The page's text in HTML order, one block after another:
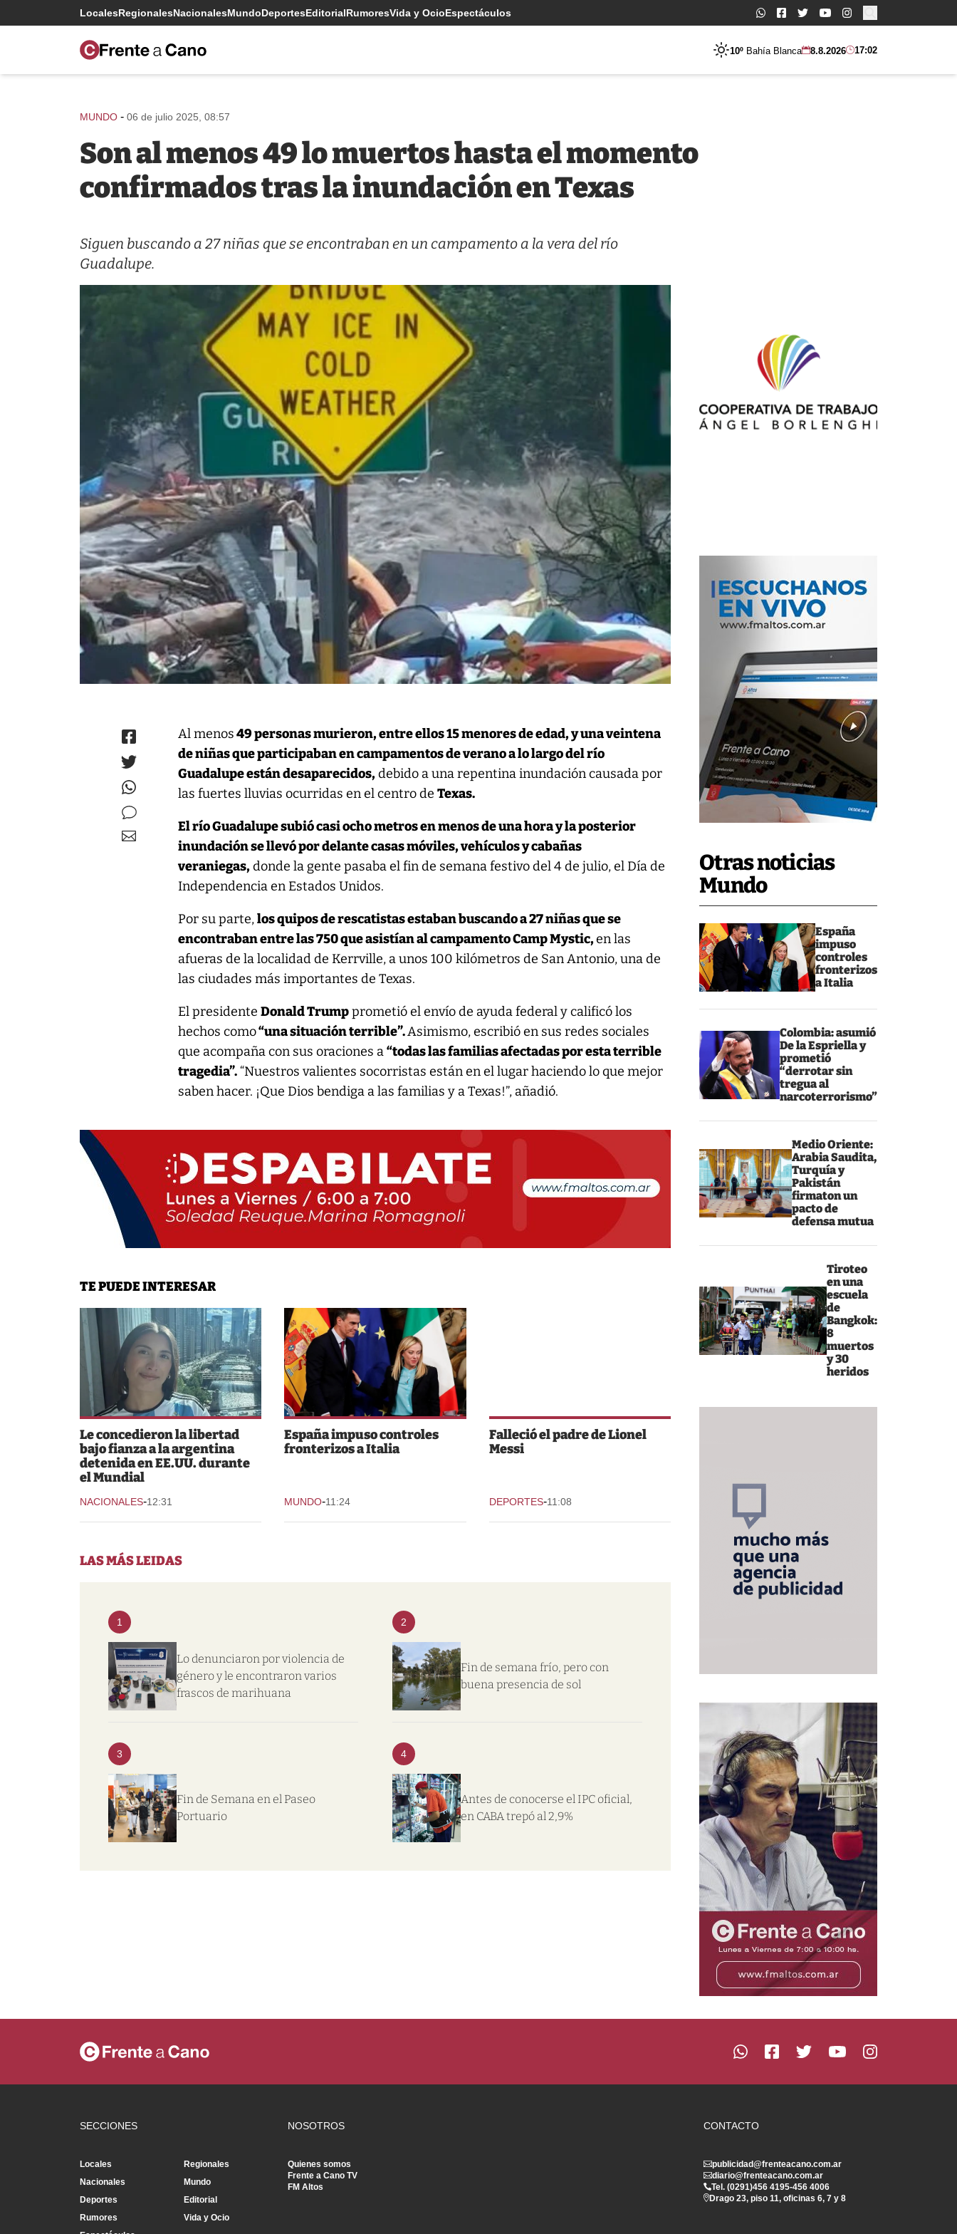
LocalesRegionalesNacionalesMundoDeportesEditorialRumoresVida y OcioEspectáculos Buscar:
10º Bahía Blanca 8.8.2026 17:02
Otras noticias
Mundo
España
impuso
controles
fronterizos
a Italia
Colombia: asumió
De la Espriella y
prometió
“derrotar sin
tregua al
narcoterrorismo”
Medio Oriente:
Arabia Saudita,
Turquía y
Pakistán
firmaton un
pacto de
defensa mutua
Tiroteo
en una
escuela
de
Bangkok:
8
muertos
y 30
heridos
MUNDO - 06 de julio 2025, 08:57
Son al menos 49 lo muertos hasta el momento
confirmados tras la inundación en Texas
Siguen buscando a 27 niñas que se encontraban en un campamento a la vera del río
Guadalupe.
Al menos49 personas murieron, entre ellos 15 menores de edad, y una veintena
de niñas que participaban en campamentos de verano a lo largo del río
Guadalupe están desaparecidos,debido a una repentina inundación causada por
las fuertes lluvias ocurridas en el centro deTexas.
El río Guadalupe subió casi ocho metros en menos de una hora y la posterior
inundación se llevó por delante casas móviles, vehículos y cabañas
veraniegas,donde la gente pasaba el fin de semana festivo del 4 de julio, el Día de
Independencia en Estados Unidos.
Por su parte,los quipos de rescatistas estaban buscando a 27 niñas que se
encontraban entre las 750 que asistían al campamento Camp Mystic,en las
afueras de la localidad de Kerrville, a unos 100 kilómetros de San Antonio, una de
las ciudades más importantes de Texas.
El presidenteDonald Trumpprometió el envío de ayuda federal y calificó los
hechos como“una situación terrible”.Asimismo, escribió en sus redes sociales
que acompaña con sus oraciones a“todas las familias afectadas por esta terrible
tragedia”.“Nuestros valientes socorristas están en el lugar haciendo lo que mejor
saben hacer. ¡Que Dios bendiga a las familias y a Texas!”, añadió.
TE PUEDE INTERESAR
Le concedieron la libertad
bajo fianza a la argentina
detenida en EE.UU. durante
el Mundial
NACIONALES-12:31
España impuso controles
fronterizos a Italia
MUNDO-11:24
Falleció el padre de Lionel
Messi
DEPORTES-11:08
LAS MÁS LEIDAS
1
Lo denunciaron por violencia de
género y le encontraron varios
frascos de marihuana
2
Fin de semana frío, pero con
buena presencia de sol
3
Fin de Semana en el Paseo
Portuario
4
Antes de conocerse el IPC oficial,
en CABA trepó al 2,9%
SECCIONES
Locales
Regionales
Nacionales
Mundo
Deportes
Editorial
Rumores
Vida y Ocio
NOSOTROS
Quienes somos
Frente a Cano TV
FM Altos
CONTACTO
publicidad@frenteacano.com.ar
diario@frenteacano.com.ar
Tel. (0291)456 4195-456 4006
Drago 23, piso 11, oficinas 6, 7 y 8